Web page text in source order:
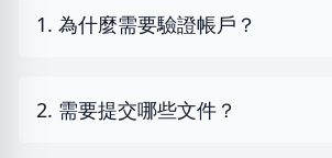
1. 為什麼需要驗證帳戶？
2. 需要提交哪些文件？